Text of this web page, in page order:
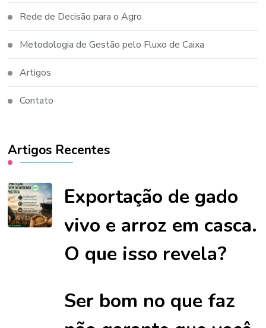
Rede de Decisão para o Agro
Metodologia de Gestão pelo Fluxo de Caixa
Artigos
Contato
Artigos Recentes
Exportação de gado
vivo e arroz em casca.
O que isso revela?
Ser bom no que faz